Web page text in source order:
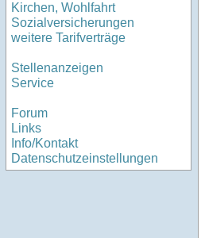
Kirchen, Wohlfahrt
Sozialversicherungen
weitere Tarifverträge
Stellenanzeigen
Service
Forum
Links
Info/Kontakt
Datenschutzeinstellungen